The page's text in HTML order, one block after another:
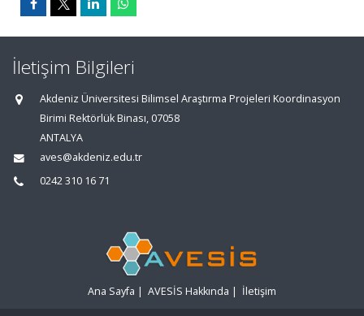
İletişim Bilgileri
Akdeniz Üniversitesi Bilimsel Araştırma Projeleri Koordinasyon
Birimi Rektörlük Binası, 07058
ANTALYA
aves@akdeniz.edu.tr
0242 310 16 71
Ana Sayfa | AVESİS Hakkında | İletişim